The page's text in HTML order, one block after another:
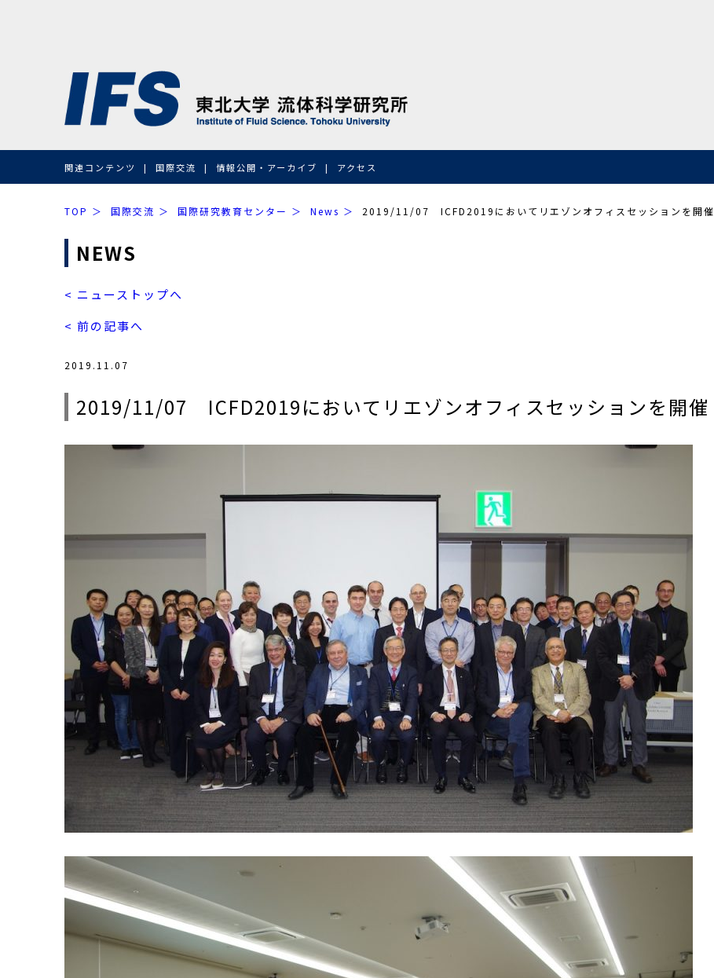
関連コンテンツ 国際交流 情報公開・アーカイブ アクセス
TOP 国際交流 国際研究教育センター News 2019/11/07 ICFD2019においてリエゾンオフィスセッションを開催
NEWS
< ニューストップへ
< 前の記事へ
2019.11.07
2019/11/07 ICFD2019においてリエゾンオフィスセッションを開催